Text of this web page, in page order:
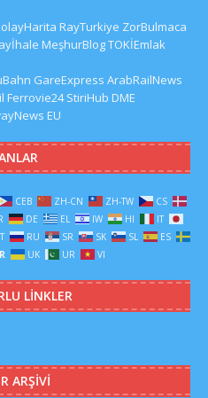
RayTurkiye ZorBulmaca
MeşhurBlogTOKİEmlak
GareExpress ArabRailNews
Ferrovie24 StiriHub DME
EU
CEB ZH-CN ZH-TW
CS
DE EL IW HI
IT
RU SR SK SL
ES
UK UR VI
LINKLER
ARŞIVI